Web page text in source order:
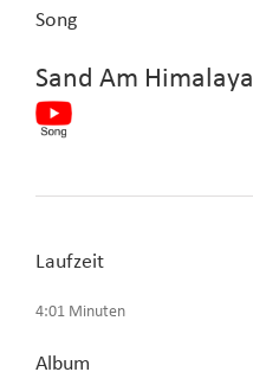
Song
Sand Am Himalaya
Laufzeit
4:01 Minuten
Album